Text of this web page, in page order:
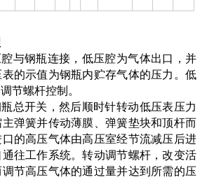
钢瓶连接，低压腔为气体出口，并
的示值为钢瓶内贮存气体的压力。低
节螺杆控制。
开关，然后顺时针转动低压表压力
弹簧并传动薄膜、弹簧垫块和顶杆而
的高压气体由高压室经节流减压后进
往工作系统。转动调节螺杆，改变活
节高压气体的通过量并达到所需的压